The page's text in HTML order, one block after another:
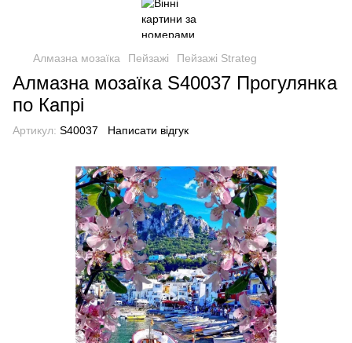
Алмазна мозаїка Пейзажі Пейзажі Strateg
Алмазна мозаїка S40037 Прогулянка
по Капрі
Артикул: S40037 Написати відгук